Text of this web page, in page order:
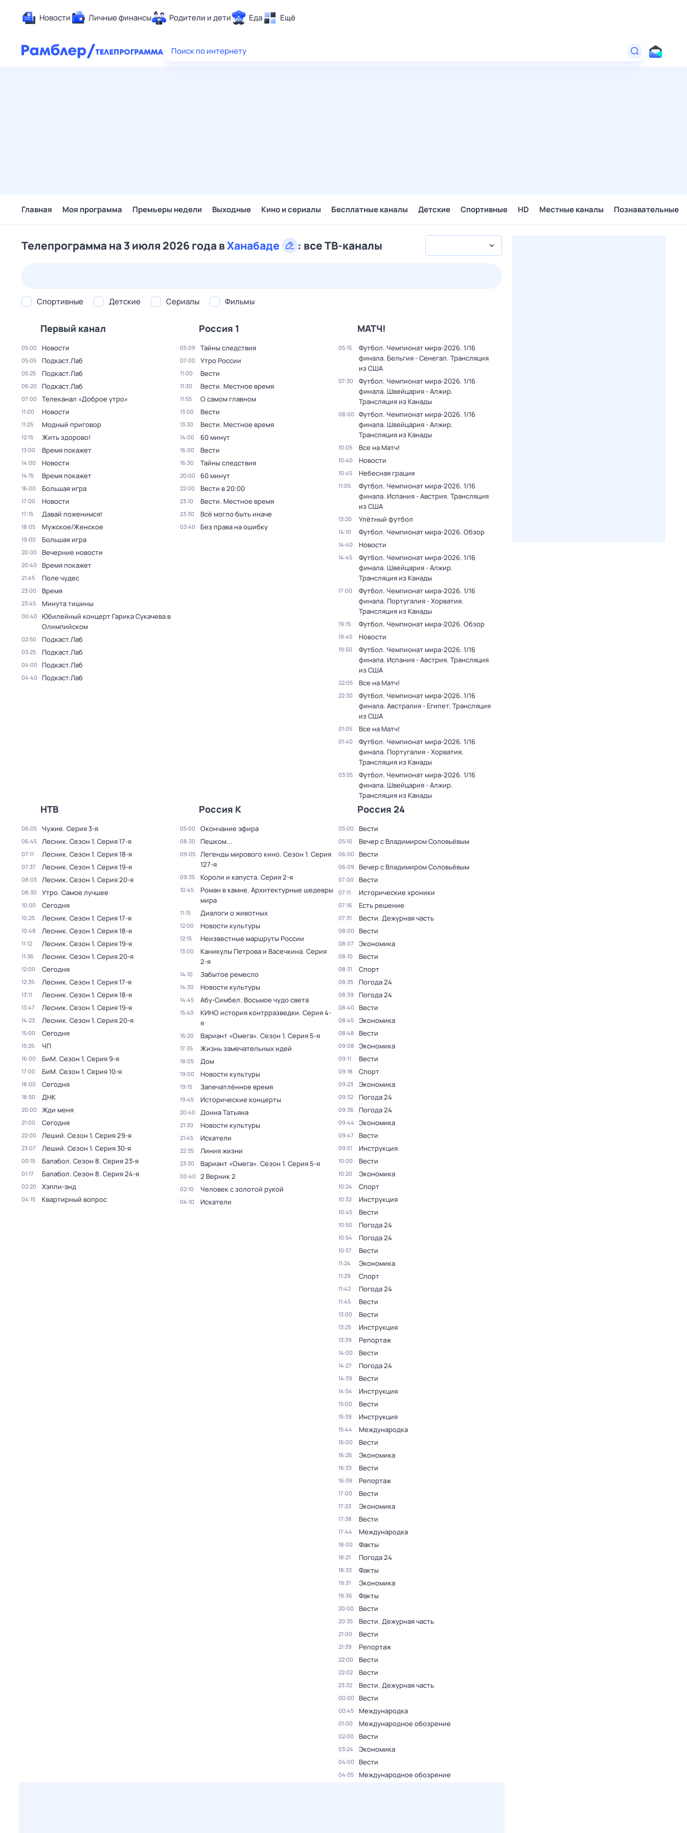
Новости Личные финансы Родители и дети Еда Ещё
Здоровье
Поиск по интернету
Главная Моя программа Премьеры недели Выходные Кино и сериалы Бесплатные каналы Детские Спортивные HD Местные каналы Познавательные
Телепрограмма на 3 июля 2026 года вХанабаде : все ТВ-каналы
Спортивные Детские Сериалы Фильмы
Первый канал
05:00 Новости
05:05 Подкаст.Лаб
05:25 Подкаст.Лаб
06:20 Подкаст.Лаб
07:00 Телеканал «Доброе утро»
11:00 Новости
11:25 Модный приговор
12:15 Жить здорово!
13:00 Время покажет
14:00 Новости
14:15 Время покажет
16:00 Большая игра
17:00 Новости
17:15 Давай поженимся!
18:05 Мужское/Женское
19:00 Большая игра
20:00 Вечерние новости
20:40 Время покажет
21:45 Поле чудес
23:00 Время
23:45 Минута тишины
00:40
Юбилейный концерт Гарика Сукачева в
Олимпийском
02:50 Подкаст.Лаб
03:25 Подкаст.Лаб
04:00 Подкаст.Лаб
04:40 Подкаст.Лаб
Россия 1
05:09 Тайны следствия
07:00 Утро России
11:00 Вести
11:30 Вести. Местное время
11:55 О самом главном
13:00 Вести
13:30 Вести. Местное время
14:00 60 минут
16:00 Вести
16:30 Тайны следствия
20:00 60 минут
22:00 Вести в 20:00
23:10 Вести. Местное время
23:30 Всё могло быть иначе
03:40 Без права на ошибку
МАТЧ!
05:15
Футбол. Чемпионат мира-2026. 1/16
финала. Бельгия - Сенегал. Трансляция
из США
07:30
Футбол. Чемпионат мира-2026. 1/16
финала. Швейцария - Алжир.
Трансляция из Канады
08:00
Футбол. Чемпионат мира-2026. 1/16
финала. Швейцария - Алжир.
Трансляция из Канады
10:05 Все на Матч!
10:40 Новости
10:45 Небесная грация
11:05
Футбол. Чемпионат мира-2026. 1/16
финала. Испания - Австрия. Трансляция
из США
13:20 Улётный футбол
14:10 Футбол. Чемпионат мира-2026. Обзор
14:40 Новости
14:45
Футбол. Чемпионат мира-2026. 1/16
финала. Швейцария - Алжир.
Трансляция из Канады
17:00
Футбол. Чемпионат мира-2026. 1/16
финала. Португалия - Хорватия.
Трансляция из Канады
19:15 Футбол. Чемпионат мира-2026. Обзор
19:45 Новости
19:50
Футбол. Чемпионат мира-2026. 1/16
финала. Испания - Австрия. Трансляция
из США
22:05 Все на Матч!
22:30
Футбол. Чемпионат мира-2026. 1/16
финала. Австралия - Египет. Трансляция
из США
01:05 Все на Матч!
01:40
Футбол. Чемпионат мира-2026. 1/16
финала. Португалия - Хорватия.
Трансляция из Канады
03:55
Футбол. Чемпионат мира-2026. 1/16
финала. Швейцария - Алжир.
Трансляция из Канады
НТВ
06:05 Чужие. Серия 3-я
06:45 Лесник. Сезон 1. Серия 17-я
07:11 Лесник. Сезон 1. Серия 18-я
07:37 Лесник. Сезон 1. Серия 19-я
08:03 Лесник. Сезон 1. Серия 20-я
08:30 Утро. Самое лучшее
10:00 Сегодня
10:25 Лесник. Сезон 1. Серия 17-я
10:48 Лесник. Сезон 1. Серия 18-я
11:12 Лесник. Сезон 1. Серия 19-я
11:36 Лесник. Сезон 1. Серия 20-я
12:00 Сегодня
12:35 Лесник. Сезон 1. Серия 17-я
13:11 Лесник. Сезон 1. Серия 18-я
13:47 Лесник. Сезон 1. Серия 19-я
14:23 Лесник. Сезон 1. Серия 20-я
15:00 Сегодня
15:25 ЧП
16:00 БиМ. Сезон 1. Серия 9-я
17:00 БиМ. Сезон 1. Серия 10-я
18:00 Сегодня
18:50 ДНК
20:00 Жди меня
21:00 Сегодня
22:00 Леший. Сезон 1. Серия 29-я
23:07 Леший. Сезон 1. Серия 30-я
00:15 Балабол. Сезон 8. Серия 23-я
01:17 Балабол. Сезон 8. Серия 24-я
02:20 Хэппи-энд
04:15 Квартирный вопрос
Россия К
05:00 Окончание эфира
08:30 Пешком...
09:05 Легенды мирового кино. Сезон 1. Серия
127-я
09:35 Короли и капуста. Серия 2-я
10:45
Роман в камне. Архитектурные шедевры
мира
11:15 Диалоги о животных
12:00 Новости культуры
12:15 Неизвестные маршруты России
13:00 Каникулы Петрова и Васечкина. Серия
2-я
14:10 Забытое ремесло
14:30 Новости культуры
14:45 Абу-Симбел. Восьмое чудо света
15:40 КИНО история контрразведки. Серия 4-
я
16:20 Вариант «Омега». Сезон 1. Серия 5-я
17:35 Жизнь замечательных идей
18:05 Дом
19:00 Новости культуры
19:15 Запечатлённое время
19:45 Исторические концерты
20:40 Донна Татьяна
21:30 Новости культуры
21:45 Искатели
22:35 Линия жизни
23:30 Вариант «Омега». Сезон 1. Серия 5-я
00:40 2 Верник 2
02:10 Человек с золотой рукой
04:10 Искатели
Россия 24
05:00 Вести
05:10 Вечер с Владимиром Соловьёвым
06:00 Вести
06:09 Вечер с Владимиром Соловьёвым
07:00 Вести
07:11 Исторические хроники
07:16 Есть решение
07:31 Вести. Дежурная часть
08:00 Вести
08:07 Экономика
08:10 Вести
08:31 Спорт
08:35 Погода 24
08:39 Погода 24
08:40 Вести
08:45 Экономика
08:48 Вести
09:08 Экономика
09:11 Вести
09:18 Спорт
09:23 Экономика
09:32 Погода 24
09:36 Погода 24
09:44 Экономика
09:47 Вести
09:51 Инструкция
10:00 Вести
10:20 Экономика
10:24 Спорт
10:32 Инструкция
10:45 Вести
10:50 Погода 24
10:54 Погода 24
10:57 Вести
11:24 Экономика
11:29 Спорт
11:42 Погода 24
11:45 Вести
13:00 Вести
13:25 Инструкция
13:39 Репортаж
14:00 Вести
14:27 Погода 24
14:39 Вести
14:54 Инструкция
15:00 Вести
15:39 Инструкция
15:44 Международка
16:00 Вести
16:26 Экономика
16:33 Вести
16:39 Репортаж
17:00 Вести
17:23 Экономика
17:38 Вести
17:44 Международка
18:00 Факты
18:21 Погода 24
18:33 Факты
19:31 Экономика
19:36 Факты
20:00 Вести
20:35 Вести. Дежурная часть
21:00 Вести
21:39 Репортаж
22:00 Вести
22:02 Вести
23:32 Вести. Дежурная часть
00:00 Вести
00:45 Международка
01:00 Международное обозрение
02:00 Вести
03:24 Экономика
04:00 Вести
04:05 Международное обозрение